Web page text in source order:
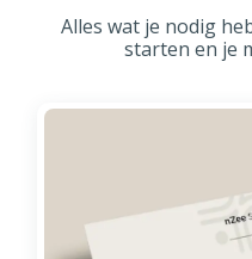
Alles wat je nodig
starten en je